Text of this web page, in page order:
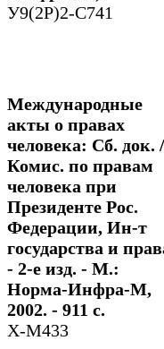
У9(2Р)2-С741
Международные
акты о правах
человека: Сб. док. /
Комис. по правам
человека при
Президенте Рос.
Федерации, Ин-т
государства и
- 2-е изд. - М.:
Норма-Инфра-М,
2002. - 911 с.
Х-М433